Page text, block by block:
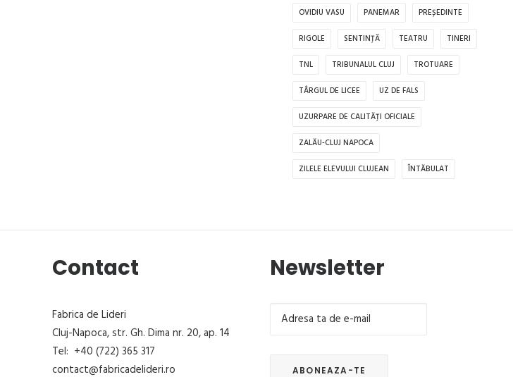
OVIDIU VASU PANEMAR PREȘEDINTE
RIGOLE SENTINȚĂ TEATRU TINERI
TNL TRIBUNALUL CLUJ TROTUARE
TÂRGUL DE LICEE UZ DE FALS
UZURPARE DE CALITĂȚI OFICIALE
ZALĂU-CLUJ NAPOCA
ZILELE ELEVULUI CLUJEAN ÎNTĂBULAT
Contact
Fabrica de Lideri
Cluj-Napoca, str. Gh. Dima nr. 20, ap. 14
Tel: +40 (722) 365 317
contact@fabricadelideri.ro
Newsletter